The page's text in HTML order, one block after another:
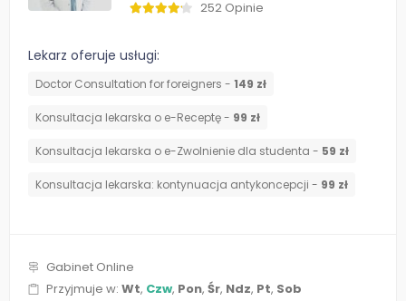
252 Opinie
Lekarz oferuje usługi:
Doctor Consultation for foreigners - 149 zł
Konsultacja lekarska o e-Receptę - 99 zł
Konsultacja lekarska o e-Zwolnienie dla studenta - 59 zł
⁠Konsultacja lekarska: kontynuacja antykoncepcji - 99 zł
Gabinet Online
Przyjmuje w: Wt, Czw, Pon, Śr, Ndz, Pt, Sob